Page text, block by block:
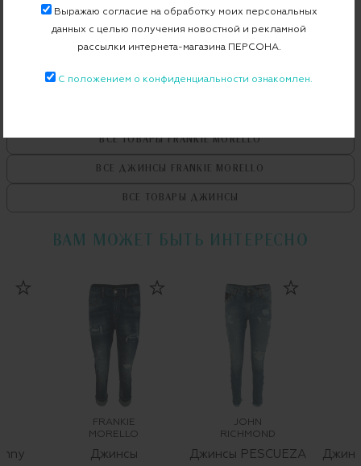
Бесплатная примерка в пункте выдачи
Примерка при доставке торговым представителем
ВСЕ ТОВАРЫFRANKIE MORELLO
ВСЕ ДЖИНСЫ FRANKIE MORELLO
ВСЕ ТОВАРЫ ДЖИНСЫ
ВАМ МОЖЕТ БЫТЬ ИНТЕРЕСНО
FRANKIE
MORELLO
Джинсы
JOHN
RICHMOND
Джинсы PESCUEZA
Выражаю согласие на обработку моих персональных
данных с целью получения новостной и рекламной
рассылки интернета-магазина ПЕРСОНА.
С положением о конфиденциальности ознакомлен.